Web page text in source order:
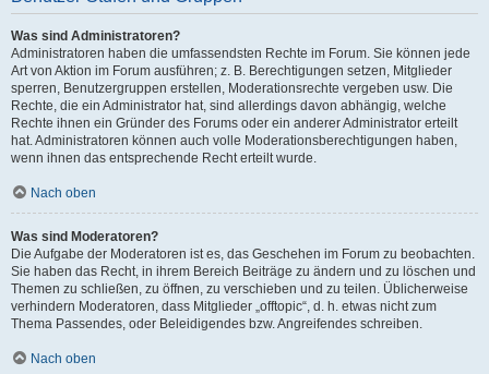
Was sind Administratoren?
Administratoren haben die umfassendsten Rechte im Forum. Sie können jede
Art von Aktion im Forum ausführen; z. B. Berechtigungen setzen, Mitglieder
sperren, Benutzergruppen erstellen, Moderationsrechte vergeben usw. Die
Rechte, die ein Administrator hat, sind allerdings davon abhängig, welche
Rechte ihnen ein Gründer des Forums oder ein anderer Administrator erteilt
hat. Administratoren können auch volle Moderationsberechtigungen haben,
wenn ihnen das entsprechende Recht erteilt wurde.
Nach oben
Was sind Moderatoren?
Die Aufgabe der Moderatoren ist es, das Geschehen im Forum zu beobachten.
Sie haben das Recht, in ihrem Bereich Beiträge zu ändern und zu löschen und
Themen zu schließen, zu öffnen, zu verschieben und zu teilen. Üblicherweise
verhindern Moderatoren, dass Mitglieder „offtopic“, d. h. etwas nicht zum
Thema Passendes, oder Beleidigendes bzw. Angreifendes schreiben.
Nach oben